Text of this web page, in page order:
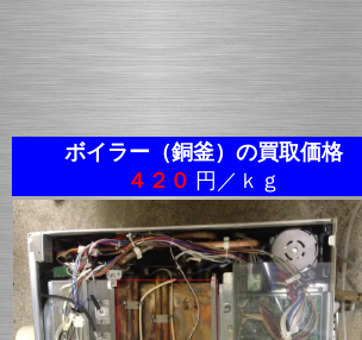
ボイラー（銅釜）の買取価格
４２０ 円／ｋｇ